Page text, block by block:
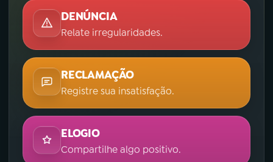
DENÚNCIA
Relate irregularidades.
RECLAMAÇÃO
Registre sua insatisfação.
ELOGIO
Compartilhe algo positivo.